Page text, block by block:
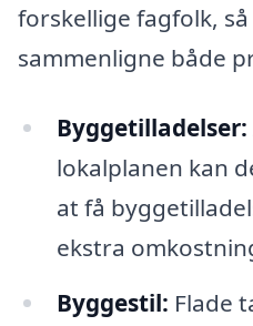
forskellige fagfolk,
sammenligne både
Byggetilladelser:
lokalplanen kan
at få
ekstra
Byggestil: Flade